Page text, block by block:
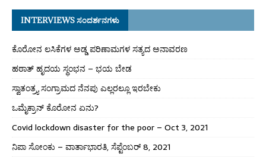
INTERVIEWS ಸಂದರ್ಶನಗಳು
ಕೊರೋನ ಲಸಿಕೆಗಳ ಅಡ್ಡ ಪರಿಣಾಮಗಳ ಸತ್ಯದ ಅನಾವರಣ
ಹಠಾತ್ ಹೃದಯ ಸ್ಥಂಭನ – ಭಯ ಬೇಡ
ಸ್ವಾತಂತ್ರ್ಯ ಸಂಗ್ರಾಮದ ನೆನಪು ಎಲ್ಲರಲ್ಲೂ ಇರಬೇಕು
ಒಮೈಕ್ರಾನ್ ಕೊರೋನ ಏನು?
Covid lockdown disaster for the poor – Oct 3, 2021
ನಿಪಾ ಸೋಂಕು – ವಾರ್ತಾಭಾರತಿ, ಸೆಪ್ಟೆಂಬರ್ 8, 2021